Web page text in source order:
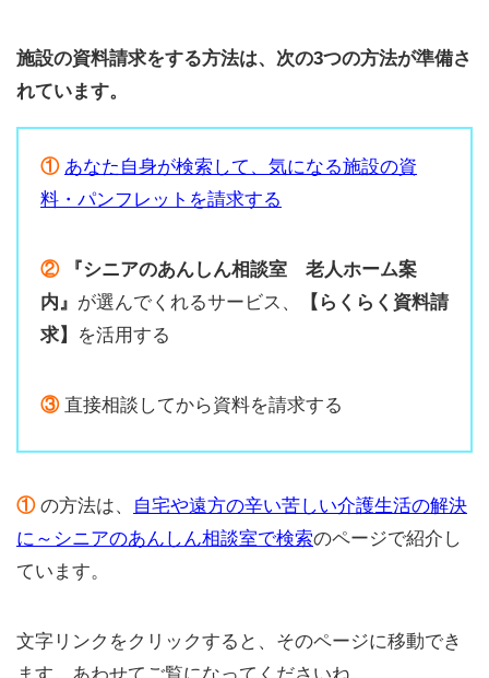
施設の資料請求をする方法は、次の3つの方法が準備さ
れています。
① あなた自身が検索して、気になる施設の資
料・パンフレットを請求する
②
『シニアのあんしん相談室 老人ホーム案
内』 が選んでくれるサービス、
【らくらく資料請
求】
を活用する
③直接相談してから資料を請求する
①の方法は、
自宅や遠方の辛い苦しい介護生活の解決
に～シニアのあんしん相談室で検索のページで紹介し
ています。
文字リンクをクリックすると、そのページに移動でき